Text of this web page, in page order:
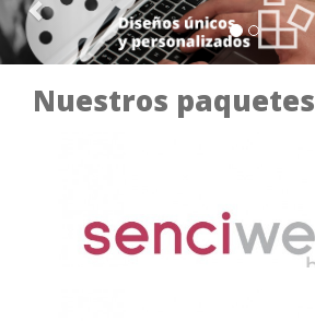
Nuestros paquetes